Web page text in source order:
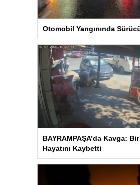
Otomobil Yangınında
BAYRAMPAŞA’da Kavga:
Hayatını Kaybetti